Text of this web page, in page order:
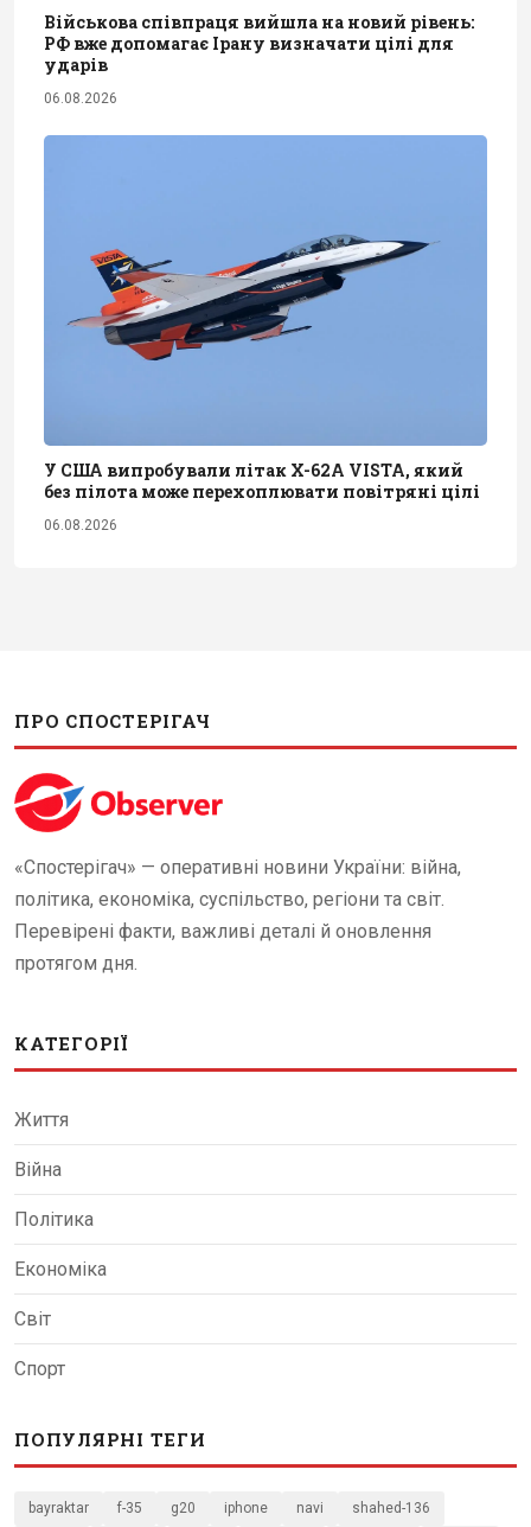
Військова співпраця вийшла на новий рівень:
РФ вже допомагає Ірану визначати цілі для
ударів
06.08.2026
У США випробували літак X-62A VISTA, який
без пілота може перехоплювати повітряні цілі
06.08.2026
ПРО СПОСТЕРІГАЧ
«Спостерігач» — оперативні новини України: війна,
політика, економіка, суспільство, регіони та світ.
Перевірені факти, важливі деталі й оновлення
протягом дня.
КАТЕГОРІЇ
Життя
Війна
Політика
Економіка
Світ
Спорт
ПОПУЛЯРНІ ТЕГИ
bayraktar f-35 g20 iphone navi shahed-136